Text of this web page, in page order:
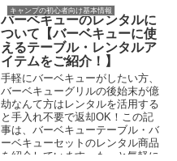
プ ・バイクツーリングやサイクリ
ングでのソロキャンプ ・公共交通
機関を利用して移動するソロキャ
ンプ ・キャンプには別の仲間もい
るが、寝るときだけはソロキャン
プ・・・など
キャンプの初心者向け基本情報
バーベキューのレンタルに
ついて【バーベキューに使
えるテーブル・レンタルア
イテムをご紹介！】
手軽にバーベキューがしたい方、
バーベキューグリルの後始末が億
劫なんて方はレンタルを活用する
と手入れ不要で返却OK！この記
事は、バーベキューテーブル・バ
ーベキューセットのレンタル商品
を紹介しています。もっと気軽に